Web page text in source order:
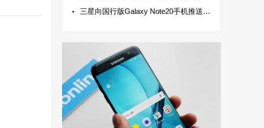
三星向国行版Galaxy Note20手机推送新系统更新，支持强制不切换镜头